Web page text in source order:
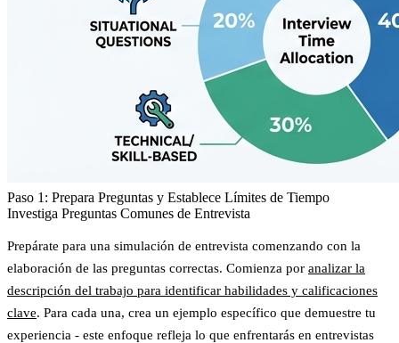
Paso 1: Prepara Preguntas y Establece Límites de Tiempo
Investiga Preguntas Comunes de Entrevista
Prepárate para una simulación de entrevista comenzando con la
elaboración de las preguntas correctas. Comienza por analizar la
descripción del trabajo para identificar habilidades y calificaciones
clave. Para cada una, crea un ejemplo específico que demuestre tu
experiencia - este enfoque refleja lo que enfrentarás en entrevistas